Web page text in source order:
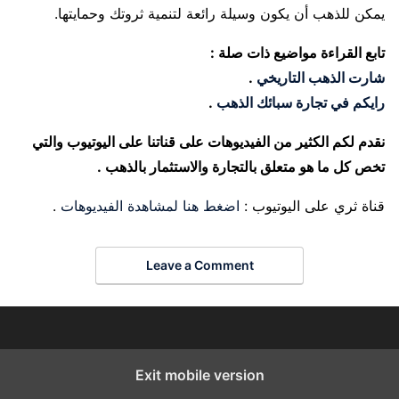
يمكن للذهب أن يكون وسيلة رائعة لتنمية ثروتك وحمايتها.
تابع القراءة مواضيع ذات صلة :
شارت الذهب التاريخي .
رايكم في تجارة سبائك الذهب .
نقدم لكم الكثير من الفيديوهات على قناتنا على اليوتيوب والتي
تخص كل ما هو متعلق بالتجارة والاستثمار بالذهب .
قناة ثري على اليوتيوب : اضغط هنا لمشاهدة الفيديوهات .
Leave a Comment
Exit mobile version